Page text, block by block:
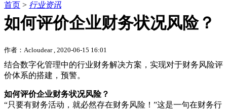
首页 > 行业资讯
如何评价企业财务状况风险？
作者：Acloudear , 2020-06-15 16:01
结合数字化管理中的行业财务解决方案，实现对于财务风险评
价体系的搭建，预警。
如何评价企业财务状况风险？
“只要有财务活动，就必然存在财务风险！”这是一句在财务行